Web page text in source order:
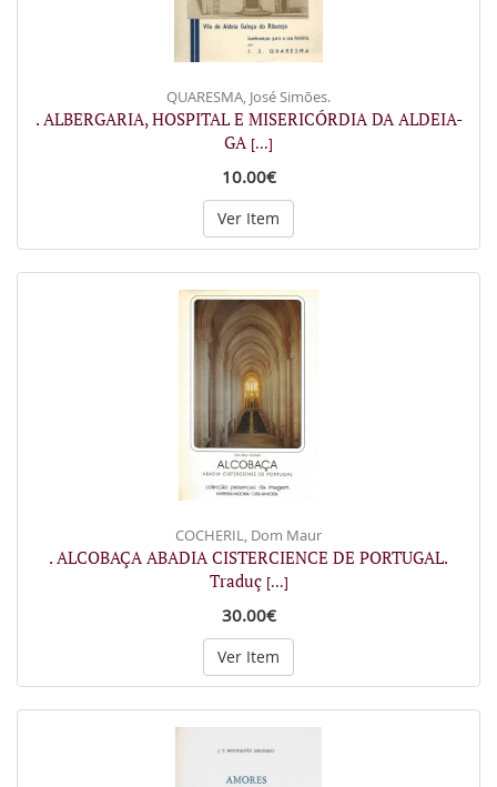
QUARESMA, José Simões.
. ALBERGARIA, HOSPITAL E MISERICÓRDIA DA ALDEIA-
GA [...]
10.00€
Ver Item
COCHERIL, Dom Maur
. ALCOBAÇA ABADIA CISTERCIENCE DE PORTUGAL.
Traduç [...]
30.00€
Ver Item